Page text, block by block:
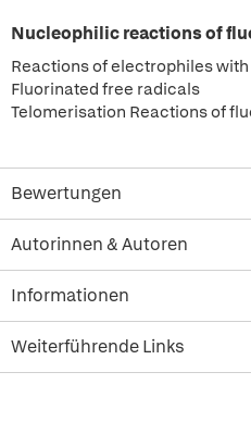
Nucleophilic reactions of
Reactions of electrophiles
Fluorinated free radicals
Telomerisation Reactions of
Bewertungen
Autorinnen & Autoren
Informationen
Weiterführende Links